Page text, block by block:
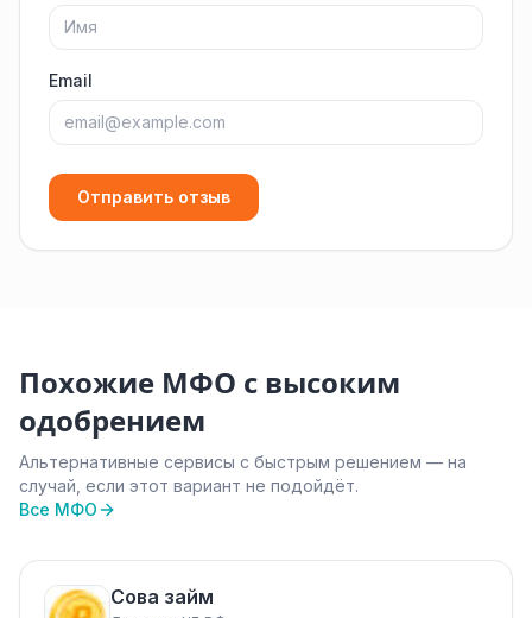
Email
Отправить отзыв
Похожие МФО с высоким
одобрением
Альтернативные сервисы с быстрым решением — на
случай, если этот вариант не подойдёт.
Все МФО
Сова займ